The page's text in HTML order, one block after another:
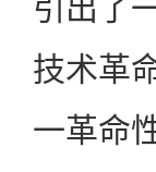
引出了
技术革
一革命